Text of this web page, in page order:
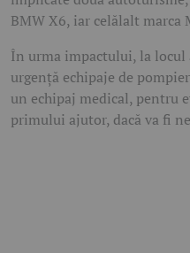
BMW X6, iar celălalt marca
În urma impactului, la
urgență echipaje de
un echipaj medical, pentru
primului ajutor, dacă va fi